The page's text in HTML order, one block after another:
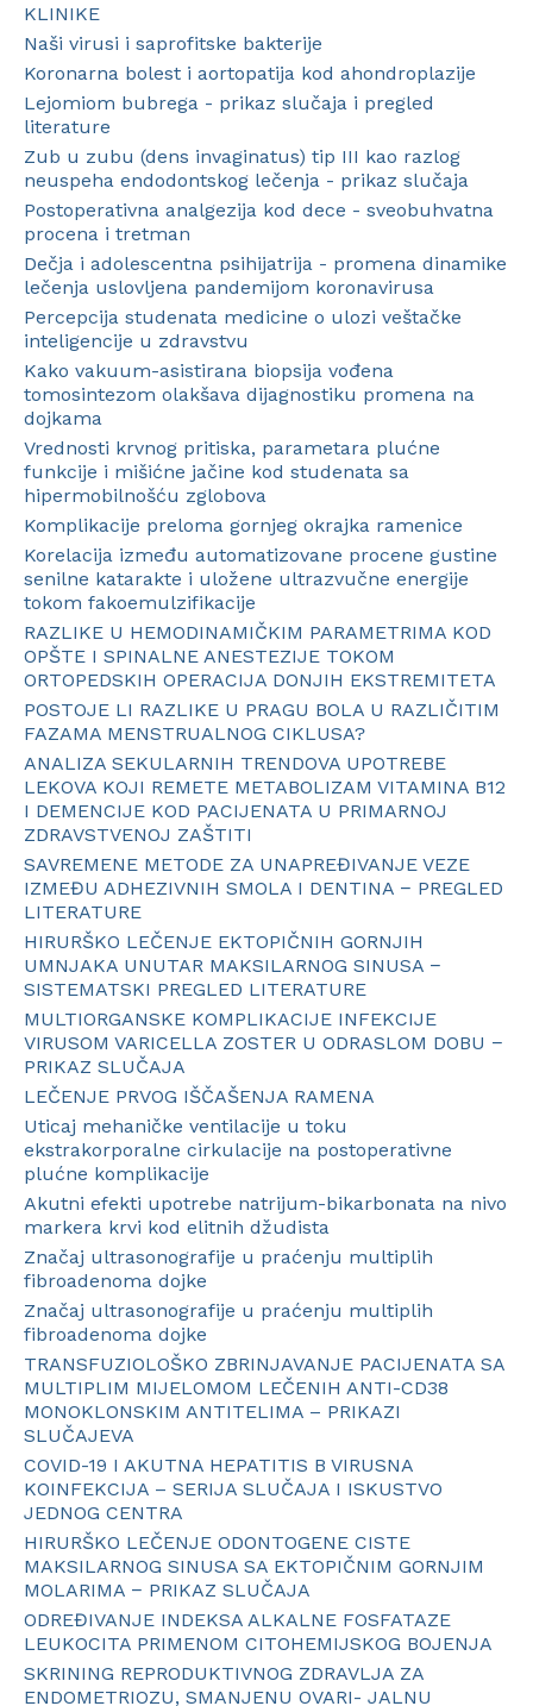
KLINIKE
Naši virusi i saprofitske bakterije
Koronarna bolest i aortopatija kod ahondroplazije
Lejomiom bubrega - prikaz slučaja i pregled
literature
Zub u zubu (dens invaginatus) tip III kao razlog
neuspeha endodontskog lečenja - prikaz slučaja
Postoperativna analgezija kod dece - sveobuhvatna
procena i tretman
Dečja i adolescentna psihijatrija - promena dinamike
lečenja uslovljena pandemijom koronavirusa
Percepcija studenata medicine o ulozi veštačke
inteligencije u zdravstvu
Kako vakuum-asistirana biopsija vođena
tomosintezom olakšava dijagnostiku promena na
dojkama
Vrednosti krvnog pritiska, parametara plućne
funkcije i mišićne jačine kod studenata sa
hipermobilnošću zglobova
Komplikacije preloma gornjeg okrajka ramenice
Korelacija između automatizovane procene gustine
senilne katarakte i uložene ultrazvučne energije
tokom fakoemulzifikacije
RAZLIKE U HEMODINAMIČKIM PARAMETRIMA KOD
OPŠTE I SPINALNE ANESTEZIJE TOKOM
ORTOPEDSKIH OPERACIJA DONJIH EKSTREMITETA
POSTOJE LI RAZLIKE U PRAGU BOLA U RAZLIČITIM
FAZAMA MENSTRUALNOG CIKLUSA?
ANALIZA SEKULARNIH TRENDOVA UPOTREBE
LEKOVA KOJI REMETE METABOLIZAM VITAMINA B12
I DEMENCIJE KOD PACIJENATA U PRIMARNOJ
ZDRAVSTVENOJ ZAŠTITI
SAVREMENE METODE ZA UNAPREĐIVANJE VEZE
IZMEĐU ADHEZIVNIH SMOLA I DENTINA − PREGLED
LITERATURE
HIRURŠKO LEČENJE EKTOPIČNIH GORNJIH
UMNJAKA UNUTAR MAKSILARNOG SINUSA −
SISTEMATSKI PREGLED LITERATURE
MULTIORGANSKE KOMPLIKACIJE INFEKCIJE
VIRUSOM VARICELLA ZOSTER U ODRASLOM DOBU −
PRIKAZ SLUČAJA
LEČENJE PRVOG IŠČAŠENJA RAMENA
Uticaj mehaničke ventilacije u toku
ekstrakorporalne cirkulacije na postoperativne
plućne komplikacije
Akutni efekti upotrebe natrijum-bikarbonata na nivo
markera krvi kod elitnih džudista
Značaj ultrasonografije u praćenju multiplih
fibroadenoma dojke
Značaj ultrasonografije u praćenju multiplih
fibroadenoma dojke
TRANSFUZIOLOŠKO ZBRINJAVANJE PACIJENATA SA
MULTIPLIM MIJELOMOM LEČENIH ANTI-CD38
MONOKLONSKIM ANTITELIMA – PRIKAZI
SLUČAJEVA
COVID-19 I AKUTNA HEPATITIS B VIRUSNA
KOINFEKCIJA – SERIJA SLUČAJA I ISKUSTVO
JEDNOG CENTRA
HIRURŠKO LEČENJE ODONTOGENE CISTE
MAKSILARNOG SINUSA SA EKTOPIČNIM GORNJIM
MOLARIMA − PRIKAZ SLUČAJA
ODREĐIVANJE INDEKSA ALKALNE FOSFATAZE
LEUKOCITA PRIMENOM CITOHEMIJSKOG BOJENJA
SKRINING REPRODUKTIVNOG ZDRAVLJA ZA
ENDOMETRIOZU, SMANJENU OVARI- JALNU